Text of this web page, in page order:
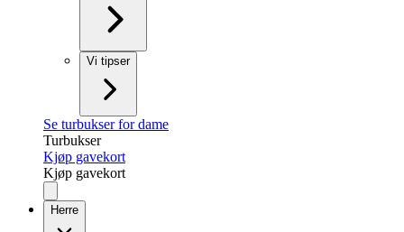
Vi tipser
Se turbukser for dame
Turbukser
Kjøp gavekort
Kjøp gavekort
Herre